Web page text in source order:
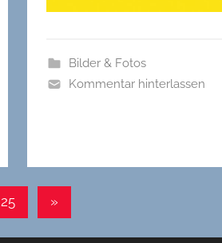
Bilder & Fotos
Kommentar hinterlassen
25
Nächste
»